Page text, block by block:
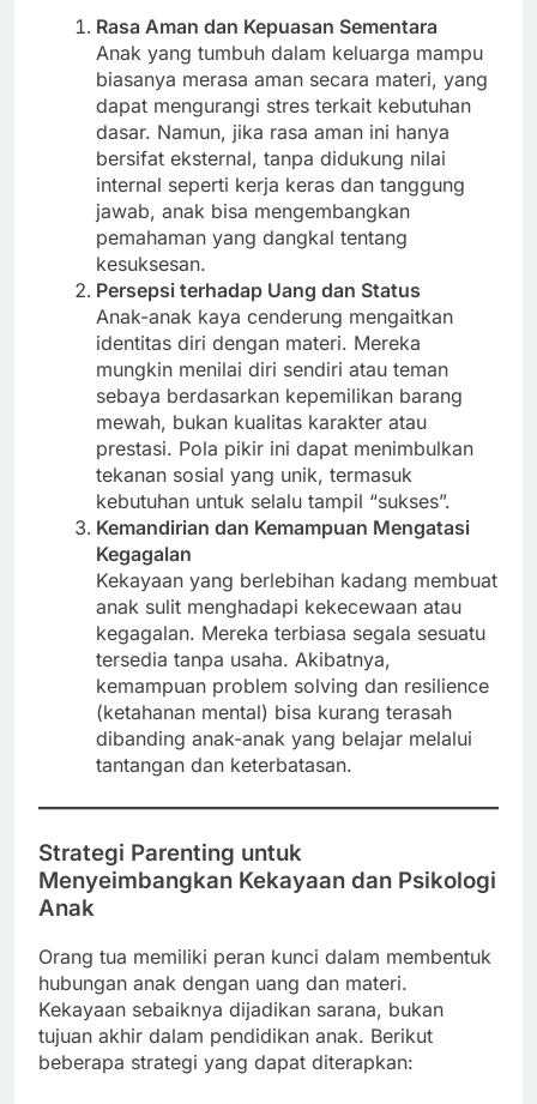
Rasa Aman dan Kepuasan Sementara
Anak yang tumbuh dalam keluarga mampu
biasanya merasa aman secara materi, yang
dapat mengurangi stres terkait kebutuhan
dasar. Namun, jika rasa aman ini hanya
bersifat eksternal, tanpa didukung nilai
internal seperti kerja keras dan tanggung
jawab, anak bisa mengembangkan
pemahaman yang dangkal tentang
kesuksesan.
Persepsi terhadap Uang dan Status
Anak-anak kaya cenderung mengaitkan
identitas diri dengan materi. Mereka
mungkin menilai diri sendiri atau teman
sebaya berdasarkan kepemilikan barang
mewah, bukan kualitas karakter atau
prestasi. Pola pikir ini dapat menimbulkan
tekanan sosial yang unik, termasuk
kebutuhan untuk selalu tampil “sukses”.
Kemandirian dan Kemampuan Mengatasi
Kegagalan
Kekayaan yang berlebihan kadang membuat
anak sulit menghadapi kekecewaan atau
kegagalan. Mereka terbiasa segala sesuatu
tersedia tanpa usaha. Akibatnya,
kemampuan problem solving dan resilience
(ketahanan mental) bisa kurang terasah
dibanding anak-anak yang belajar melalui
tantangan dan keterbatasan.
Strategi Parenting untuk
Menyeimbangkan Kekayaan dan Psikologi
Anak
Orang tua memiliki peran kunci dalam membentuk
hubungan anak dengan uang dan materi.
Kekayaan sebaiknya dijadikan sarana, bukan
tujuan akhir dalam pendidikan anak. Berikut
beberapa strategi yang dapat diterapkan: